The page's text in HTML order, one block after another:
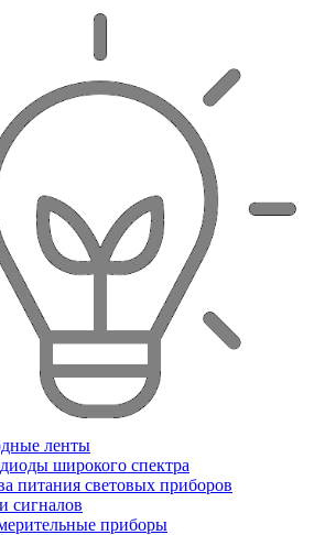
ленты
широкого спектра
питания световых приборов
сигналов
приборы